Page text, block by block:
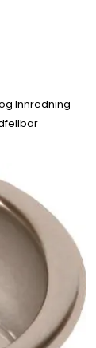
Innredning